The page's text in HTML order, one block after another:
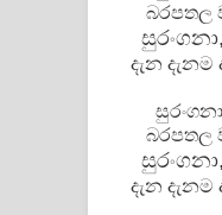
බරපතල
දැන
බරපතල
දැන